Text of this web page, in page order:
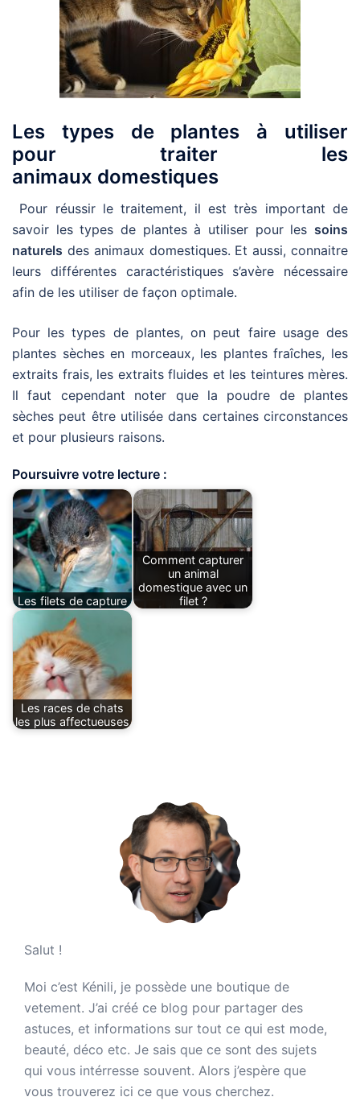
Les types de plantes à utiliser
pour traiter les
animaux domestiques
Pour réussir le traitement, il est très important de
savoir les types de plantes à utiliser pour les soins
naturels des animaux domestiques. Et aussi, connaitre
leurs différentes caractéristiques s’avère nécessaire
afin de les utiliser de façon optimale.
Pour les types de plantes, on peut faire usage des
plantes sèches en morceaux, les plantes fraîches, les
extraits frais, les extraits fluides et les teintures mères.
Il faut cependant noter que la poudre de plantes
sèches peut être utilisée dans certaines circonstances
et pour plusieurs raisons.
Poursuivre votre lecture :
Les filets de capture
Comment capturer
un animal
domestique avec un
filet ?
Les races de chats
les plus affectueuses
Salut !
Moi c’est Kénili, je possède une boutique de
vetement. J’ai créé ce blog pour partager des
astuces, et informations sur tout ce qui est mode,
beauté, déco etc. Je sais que ce sont des sujets
qui vous intérresse souvent. Alors j’espère que
vous trouverez ici ce que vous cherchez.